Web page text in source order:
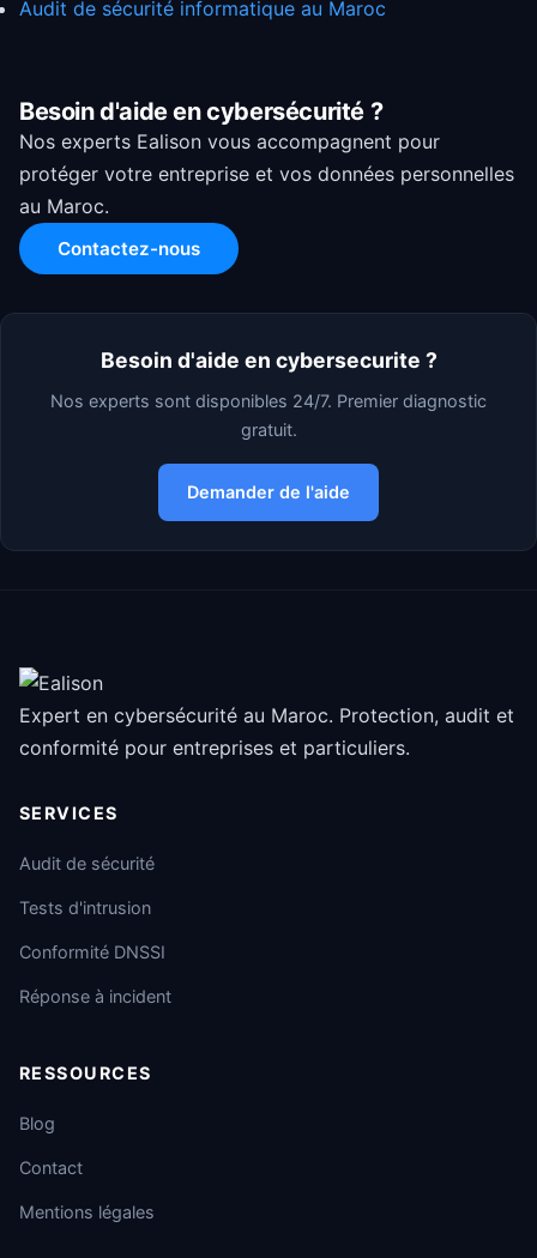
Audit de sécurité informatique au Maroc
Besoin d'aide en cybersécurité ?
Nos experts Ealison vous accompagnent pour
protéger votre entreprise et vos données personnelles
au Maroc.
Contactez-nous
Besoin d'aide en cybersecurite ?
Nos experts sont disponibles 24/7. Premier diagnostic
gratuit.
Demander de l'aide
Expert en cybersécurité au Maroc. Protection, audit et
conformité pour entreprises et particuliers.
SERVICES
Audit de sécurité
Tests d'intrusion
Conformité DNSSI
Réponse à incident
RESSOURCES
Blog
Contact
Mentions légales